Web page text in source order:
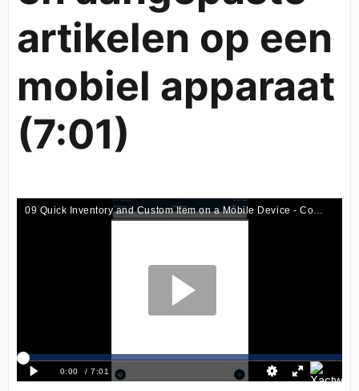
artikelen op een
mobiel apparaat
(7:01)